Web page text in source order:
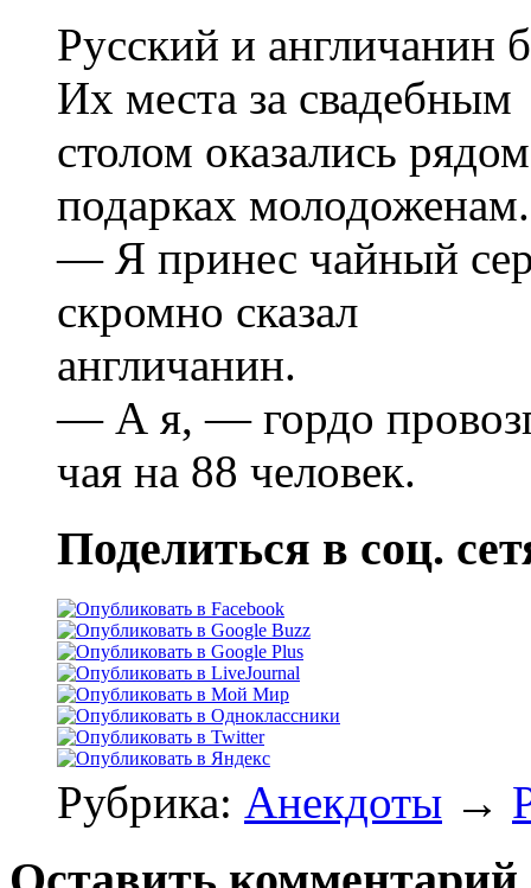
Русский и англичанин
Их места за свадебным
столом оказались
подарках молодоженам.
— Я принес чайный
скромно сказал
англичанин.
— А я, — гордо
чая на 88 человек.
Поделиться в соц.
Рубрика: Анекдоты →